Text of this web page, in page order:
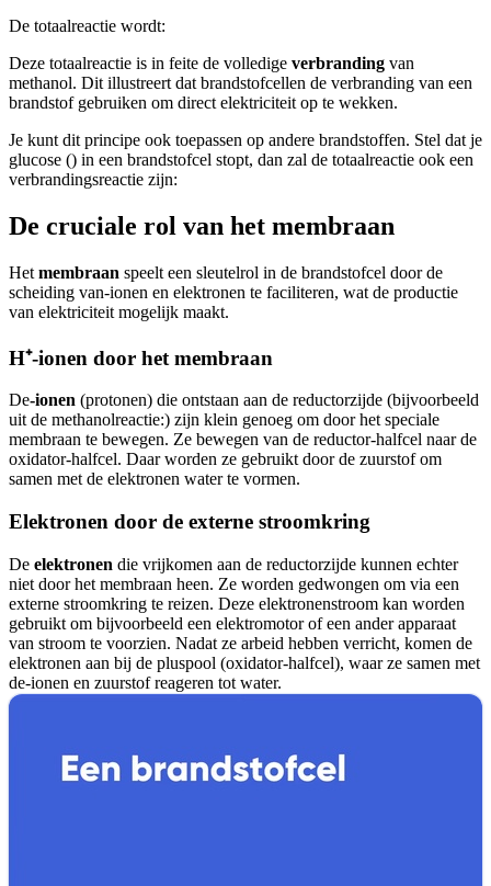
De totaalreactie wordt:
Deze totaalreactie is in feite de volledige verbranding van
methanol. Dit illustreert dat brandstofcellen de verbranding van een
brandstof gebruiken om direct elektriciteit op te wekken.
Je kunt dit principe ook toepassen op andere brandstoffen. Stel dat je
glucose () in een brandstofcel stopt, dan zal de totaalreactie ook een
verbrandingsreactie zijn:
De cruciale rol van het membraan
Het membraan speelt een sleutelrol in de brandstofcel door de
scheiding van-ionen en elektronen te faciliteren, wat de productie
van elektriciteit mogelijk maakt.
H⁺-ionen door het membraan
De-ionen (protonen) die ontstaan aan de reductorzijde (bijvoorbeeld
uit de methanolreactie:) zijn klein genoeg om door het speciale
membraan te bewegen. Ze bewegen van de reductor-halfcel naar de
oxidator-halfcel. Daar worden ze gebruikt door de zuurstof om
samen met de elektronen water te vormen.
Elektronen door de externe stroomkring
De elektronen die vrijkomen aan de reductorzijde kunnen echter
niet door het membraan heen. Ze worden gedwongen om via een
externe stroomkring te reizen. Deze elektronenstroom kan worden
gebruikt om bijvoorbeeld een elektromotor of een ander apparaat
van stroom te voorzien. Nadat ze arbeid hebben verricht, komen de
elektronen aan bij de pluspool (oxidator-halfcel), waar ze samen met
de-ionen en zuurstof reageren tot water.